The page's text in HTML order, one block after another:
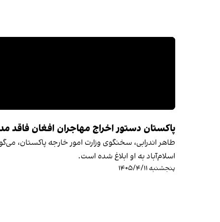
پاکستان دستور اخراج مهاجران افغان فاقد
طاهر اندرابی، سخنگوی وزارت امور خارجه پاکستان،
اسلام‌آباد به او ابلاغ شده است.
پنجشنبه ۱۴۰۵/۴/۱۱